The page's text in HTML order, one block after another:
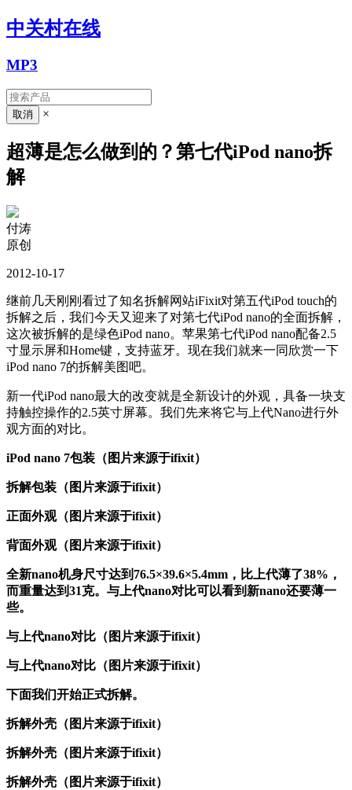
中关村在线
MP3
×
超薄是怎么做到的？第七代iPod nano拆
解
付涛
原创
2012-10-17
继前几天刚刚看过了知名拆解网站iFixit对第五代iPod touch的
拆解之后，我们今天又迎来了对第七代iPod nano的全面拆解，
这次被拆解的是绿色iPod nano。苹果第七代iPod nano配备2.5
寸显示屏和Home键，支持蓝牙。现在我们就来一同欣赏一下
iPod nano 7的拆解美图吧。
新一代iPod nano最大的改变就是全新设计的外观，具备一块支
持触控操作的2.5英寸屏幕。我们先来将它与上代Nano进行外
观方面的对比。
iPod nano 7包装（图片来源于ifixit）
拆解包装 （图片来源于ifixit）
正面外观（图片来源于ifixit）
背面外观（图片来源于ifixit）
全新nano机身尺寸达到76.5×39.6×5.4mm，比上代薄了38%，
而重量达到31克。与上代nano对比可以看到新nano还要薄一
些。
与上代nano对比 （图片来源于ifixit）
与 上代nano对比 （图片来源于ifixit）
下面我们开始正式拆解。
拆解外壳（图片来源于ifixit）
拆解外壳（图片来源于ifixit）
拆解外壳（图片来源于ifixit）